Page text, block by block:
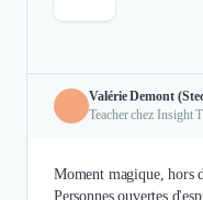
Valérie Demont
Teacher chez Insight
Moment magique, hors
Personnes ouvertes